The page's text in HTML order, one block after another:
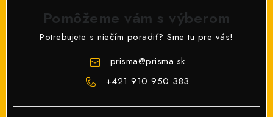
Pomôžeme vám s výberom
Potrebujete s niečím poradiť? Sme tu pre vás!
prisma@prisma.sk
+421 910 950 383